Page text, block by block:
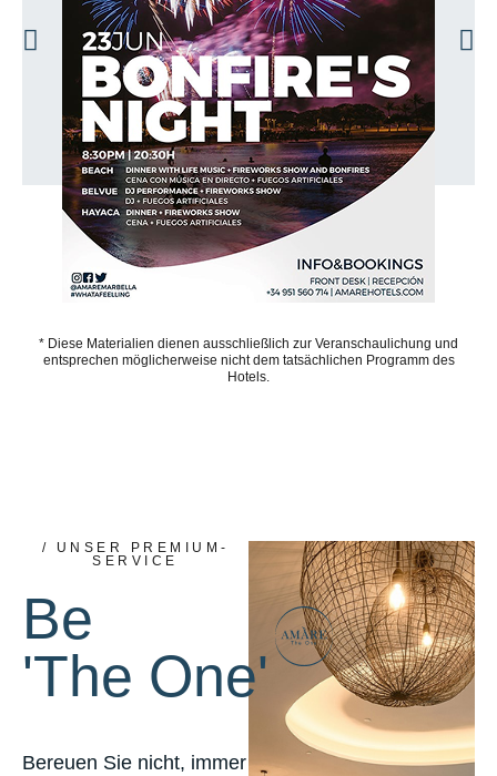
* Diese Materialien dienen ausschließlich zur Veranschaulichung und
entsprechen möglicherweise nicht dem tatsächlichen Programm des
Hotels.
/ UNSER PREMIUM-
SERVICE
Be
'The One'
Bereuen Sie nicht, immer